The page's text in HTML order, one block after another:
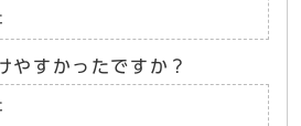
やすかったですか？